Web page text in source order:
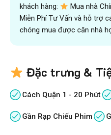
khách hàng:
Mua nhà
Miễn Phí Tư Vấn và hỗ trợ
chóng mua được căn nhà
Đặc trưng &
Cách Quận 1 - 20 Phút
Gần Rạp Chiếu Phim